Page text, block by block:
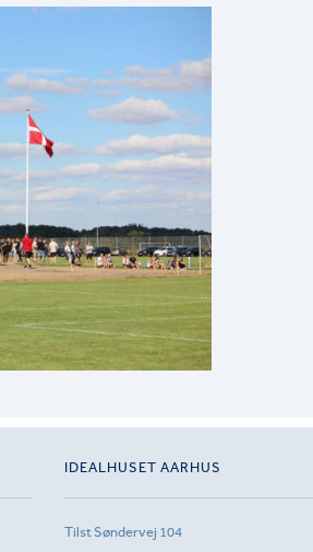
IDEALHUSET AARHUS
Tilst Søndervej 104